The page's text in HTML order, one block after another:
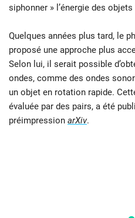
siphonner » l’énergie des
Quelques années plus tard, le
proposé une approche plus
Selon lui, il serait possible
ondes, comme des ondes
un objet en rotation rapide.
évaluée par des pairs, a été
préimpression arXiv.